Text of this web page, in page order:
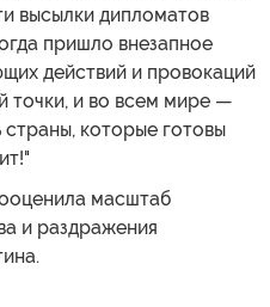
высылки дипломатов
пришло внезапное
действий и провокаций
точки, и во всем мире —
которые готовы
масштаб
и раздражения